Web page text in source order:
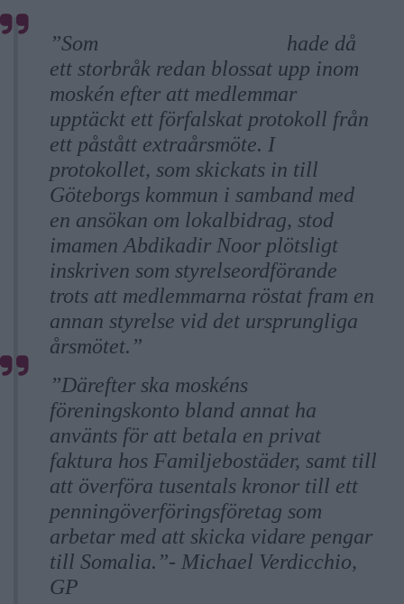
”Som
hade då
ett storbråk redan blossat upp inom
moskén efter att medlemmar
upptäckt ett förfalskat protokoll från
ett påstått extraårsmöte. I
protokollet, som skickats in till
Göteborgs kommun i samband med
en ansökan om lokalbidrag, stod
imamen Abdikadir Noor plötsligt
inskriven som styrelseordförande
trots att medlemmarna röstat fram en
annan styrelse vid det ursprungliga
årsmötet.”
”Därefter ska moskéns
föreningskonto bland annat ha
använts för att betala en privat
faktura hos Familjebostäder, samt till
att överföra tusentals kronor till ett
penningöverföringsföretag som
arbetar med att skicka vidare pengar
till Somalia.”- Michael Verdicchio,
GP